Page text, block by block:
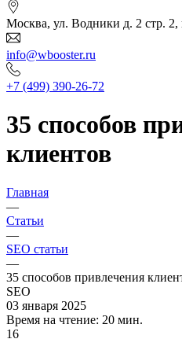
Москва, ул. Водники д. 2 стр. 2,
info@wbooster.ru
+7 (499) 390-26-72
35 способов
клиентов
Главная
—
Статьи
—
SEO статьи
—
35 способов привлечения
SEO
03 января 2025
Время на чтение: 20 мин.
16